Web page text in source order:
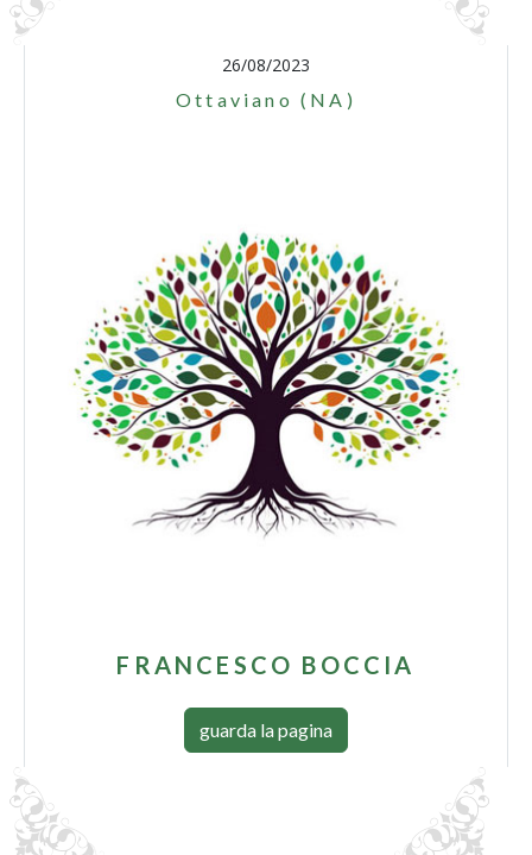
26/08/2023
Ottaviano (NA)
FRANCESCO BOCCIA
guarda la pagina